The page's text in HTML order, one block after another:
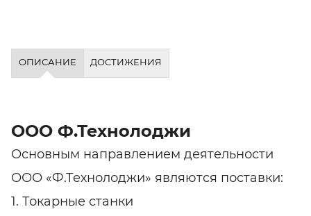
ОПИСАНИЕ ДОСТИЖЕНИЯ
ООО Ф.Технолоджи
Основным направлением деятельности
ООО «Ф.Технолоджи» являются поставки:
1. Токарные станки